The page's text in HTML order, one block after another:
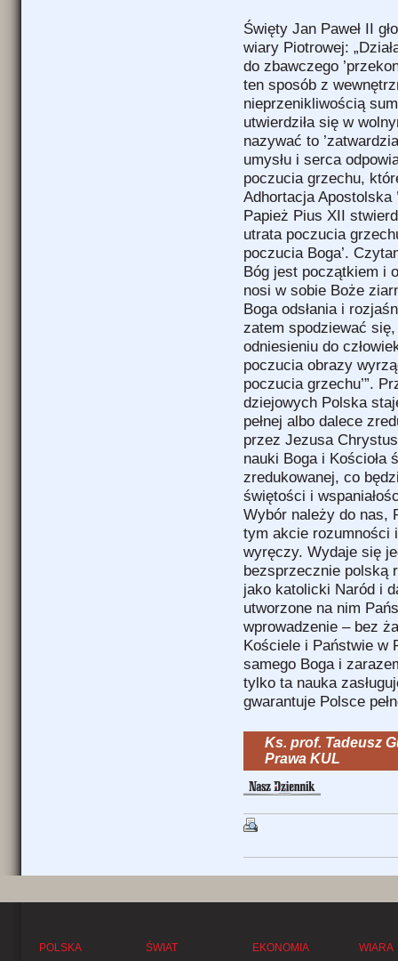
Święty Jan Paweł II
wiary Piotrowej:
do zbawczego
ten sposób z
nieprzenikliwością
utwierdziła się w
nazywać to
umysłu i serca
poczucia grzechu,
Adhortacja Apostolska
Papież Pius XII
utrata poczucia
poczucia Boga’.
Bóg jest początkiem i
nosi w sobie Boże
Boga odsłania i
zatem spodziewać
odniesieniu do
poczucia obrazy
poczucia grzechu’”.
dziejowych Polska
pełnej albo dalece
przez Jezusa
nauki Boga i Kościoła
zredukowanej, co
świętości i
Wybór należy do nas,
tym akcie rozumności
wyręczy. Wydaje się
bezsprzecznie polską
jako katolicki Naród i
utworzone na nim
wprowadzenie – bez
Kościele i Państwie w
samego Boga i
tylko ta nauka
gwarantuje Polsce
Ks. prof. Tadeusz
Prawa KUL
POLSKA
ŚWIAT
EKONOMIA
WIARA